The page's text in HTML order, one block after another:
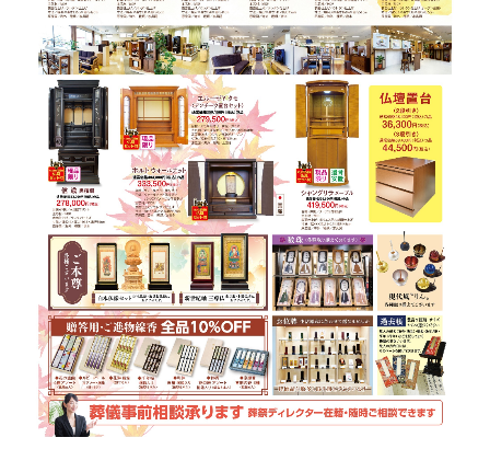
アクセス
運営ホール
栃木エリア
佐野エリア
足利エリア
那須烏山・那珂川エリア
先輩たちの声
お問い合わせ